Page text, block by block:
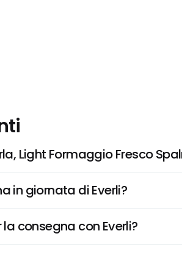
Light Formaggio Fresco
in giornata di Everli?
consegna con Everli?